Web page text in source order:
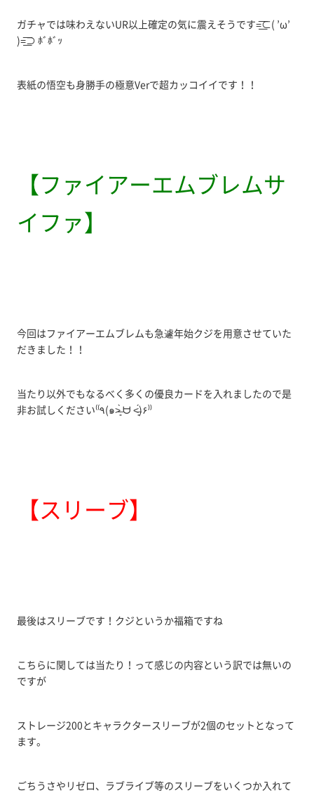
ガチャでは味わえないUR以上確定の気に震えそうです=͟͟͞͞⊂( ’ω’
)=͟͟͞͞⊃ ﾎﾞﾎﾞｯ
表紙の悟空も身勝手の極意Verで超カッコイイです！！
【ファイアーエムブレムサ
イファ】
今回はファイアーエムブレムも急遽年始クジを用意させていた
だきました！！
当たり以外でもなるべく多くの優良カードを入れましたので是
非お試しください⁽⁽٩(๑˃̶͈̀ ᗨ ˂̶͈́)۶⁾⁾
【スリーブ】
最後はスリーブです！クジというか福箱ですね
こちらに関しては当たり！って感じの内容という訳では無いの
ですが
ストレージ200とキャラクタースリーブが2個のセットとなって
ます。
ごちうさやリゼロ、ラブライブ等のスリーブをいくつか入れて